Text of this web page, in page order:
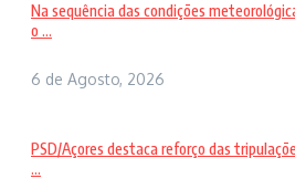
Na sequência das condições
o ...
6 de Agosto, 2026
PSD/Açores destaca reforço das
...